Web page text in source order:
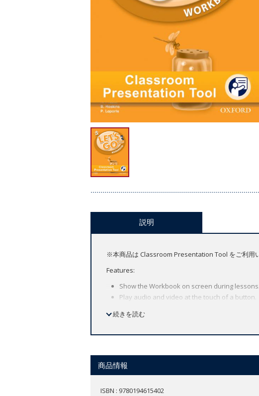
説明
※本商品は Classroom Presentation Tool をご利用
Features:
Show the Workbook on screen during lessons.
Play audio and video at the touch of a button.
Look-up words on-screen with the integrated
Use a range of pen and highlighter tools to
続きを読む
商品情報
ISBN : 9780194615402